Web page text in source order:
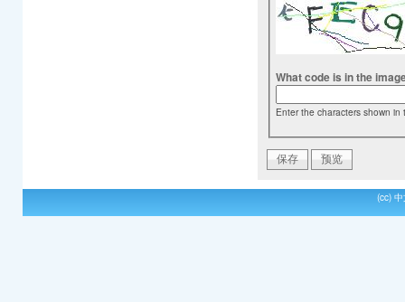
What code is in the
Enter the characters shown in
(cc)中